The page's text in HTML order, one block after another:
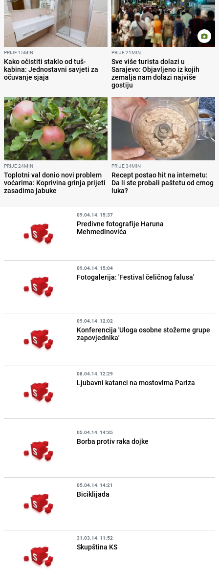
PRIJE 15MIN
Kako očistiti staklo od tuš-
kabina: Jednostavni savjeti za
očuvanje sjaja
PRIJE 21MIN
Sve više turista dolazi u
Sarajevo: Objavljeno iz kojih
zemalja nam dolazi najviše
gostiju
PRIJE 24MIN
Toplotni val donio novi problem
voćarima: Koprivina grinja prijeti
zasadima jabuke
PRIJE 34MIN
Recept postao hit na internetu:
Da li ste probali paštetu od crnog
luka?
09.04.14. 15:37
Predivne fotografije Haruna
Mehmedinovića
09.04.14. 15:04
Fotogalerija: 'Festival čeličnog falusa'
09.04.14. 12:02
Konferencija 'Uloga osobne stožerne grupe
zapovjednika'
08.04.14. 12:29
Ljubavni katanci na mostovima Pariza
05.04.14. 14:35
Borba protiv raka dojke
05.04.14. 14:21
Biciklijada
31.03.14. 11:52
Skupština KS